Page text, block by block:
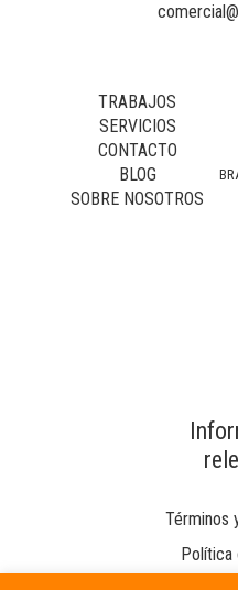
TRABAJOS
SERVICIOS
CONTACTO
BLOG
SOBRE NOSOTROS
Términos
Política